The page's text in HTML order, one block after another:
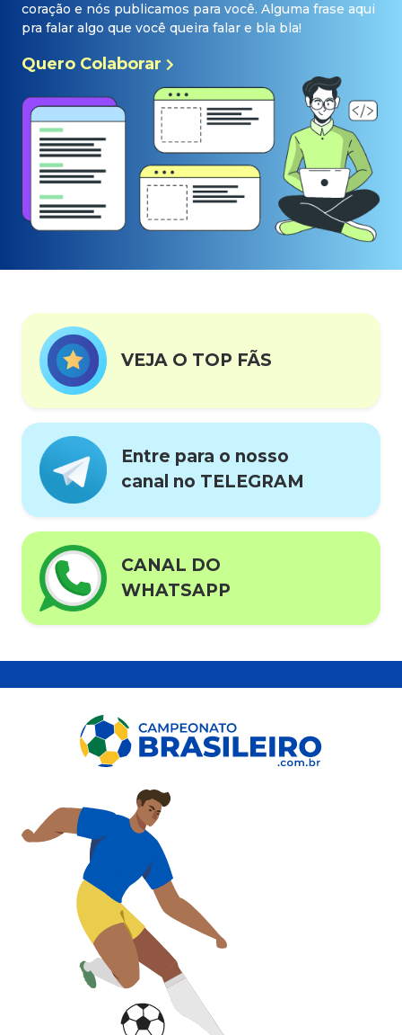
coração e nós publicamos para você. Alguma frase aqui
pra falar algo que você queira falar e bla bla!
Quero Colaborar
VEJA O TOP FÃS
Entre para o nosso
canal no TELEGRAM
CANAL DO
WHATSAPP